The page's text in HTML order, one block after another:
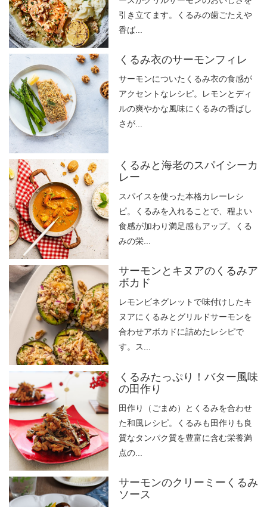
引き立てます。くるみの歯ごたえや
香ば...
くるみ衣のサーモンフィレ
サーモンについたくるみ衣の食感が
アクセントなレシピ。レモンとディ
ルの爽やかな風味にくるみの香ばし
さが...
くるみと海老のスパイシーカ
レー
スパイスを使った本格カレーレシ
ピ。くるみを入れることで、程よい
食感が加わり満足感もアップ。くる
みの栄...
サーモンとキヌアのくるみア
ボカド
レモンビネグレットで味付けしたキ
ヌアにくるみとグリルドサーモンを
合わせアボカドに詰めたレシピで
す。ス...
くるみたっぷり！バター風味
の田作り
田作り（ごまめ）とくるみを合わせ
た和風レシピ。くるみも田作りも良
質なタンパク質を豊富に含む栄養満
点の...
サーモンのクリーミーくるみ
ソース